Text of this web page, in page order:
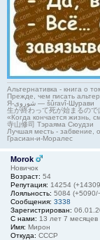
Альтернативка - книга о
Прежде, чем писать
Я-شوروی — šûravî-Шурави
生が終わって死が始まるので
«Когда кончается жизнь,
寺山修司 Тэраяма Сюудзи
Лучшая месть - забвение,
Грасиан-и-Моралес
Morok
Новичок
Возраст: 54
Репутация: 14254
Лояльность: 5084 (+5090/
Сообщения: 3338
Зарегистрирован:
С нами: 13 лет 7 месяцев
Имя: Мирон
Откуда: СССР